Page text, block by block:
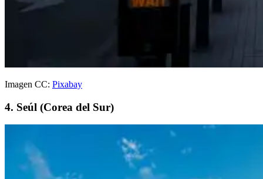
Imagen CC: Pixabay
4. Seúl (Corea del Sur)